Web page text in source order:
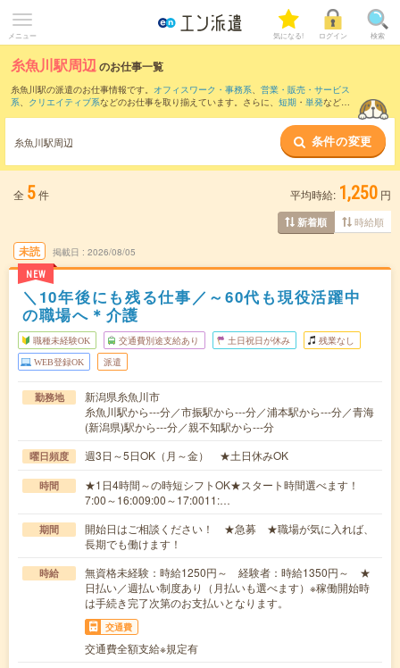
メニュー 気になる! ログイン 検索
糸魚川駅周辺のお仕事一覧
糸魚川駅の派遣のお仕事情報です。 オフィスワーク・事務系、 営業・販売・サービス
系、 クリエイティブ系などのお仕事を取り揃えています。さらに、 短期 ・ 単発などの
また、青海(新潟県)駅
など近隣駅のお仕事
もご確認いただけます。
糸魚川駅周辺 条件の変更
全 5件 平均時給: 1,250 円
新着順 時給順
未読
NEW
掲載日 2026/08/05
＼10年後にも残る仕事／～60代も現役活躍中
の職場へ＊介護
職種未経験OK 交通費別途支給あり 土日祝日が休み 残業なし
WEB登録OK 派遣
勤務地
新潟県糸魚川市
糸魚川駅から---分／市振駅から---分／浦本駅から---分／青海
(新潟県)駅から---分／親不知駅から---分
曜日頻度 週3日～5日OK（月～金） ★土日休みOK
時間
★1日4時間～の時短シフトOK★スタート時間選べます！
7:00～16:009:00～17:0011:…
期間
開始日はご相談ください！ ★急募 ★職場が気に入れば、
長期でも働けます！
時給
無資格未経験：時給1250円～ 経験者：時給1350円～ ★
日払い／週払い制度あり（月払いも選べます）※稼働開始時
は手続き完了次第のお支払いとなります。
交通費
交通費全額支給※規定有